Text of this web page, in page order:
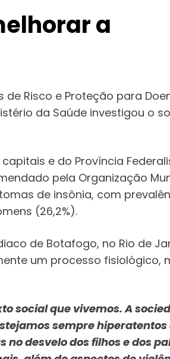
a
de Risco e Proteção para
da Saúde investigou o
e do Província
pela Organização
de insônia, com
(26,2%).
de Botafogo, no Rio de
um processo fisiológico,
social que vivemos. A
sempre hiperatentos
desvelo dos filhos e dos